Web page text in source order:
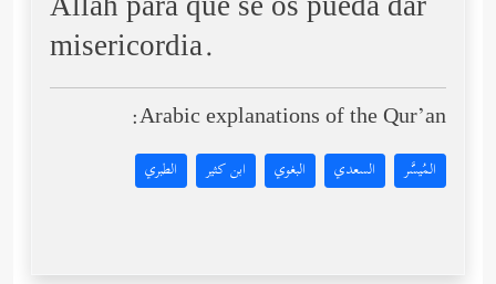
misericordia.
Arabic explanations of the Qur’an:
المُيسَّر السعدي البغوي ابن كثير الطبري